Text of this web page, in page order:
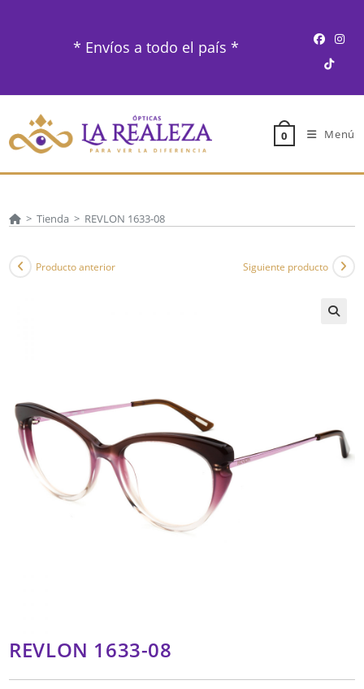
* Envíos a todo el país *
0 Menú
> Tienda > REVLON 1633-08
Producto anterior Siguiente producto
REVLON 1633-08